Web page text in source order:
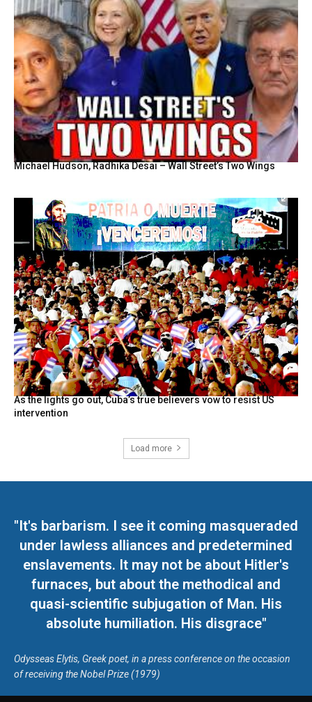
Michael Hudson, Radhika Desai – Wall Street’s Two Wings
As the lights go out, Cuba’s true believers vow to resist US
intervention
Load more
"It's barbarism. I see it coming masqueraded
under lawless alliances and predetermined
enslavements. It may not be about Hitler's
furnaces, but about the methodical and
quasi-scientific subjugation of Man. His
absolute humiliation. His disgrace"
Odysseas Elytis, Greek poet, in a press conference on the occasion
of receiving the Nobel Prize (1979)